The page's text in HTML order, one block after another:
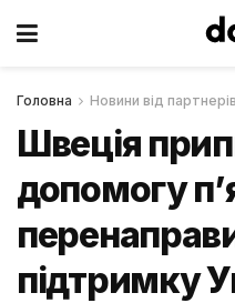
Головна Новини від партнерів
Швеція
допомогу
підтримку